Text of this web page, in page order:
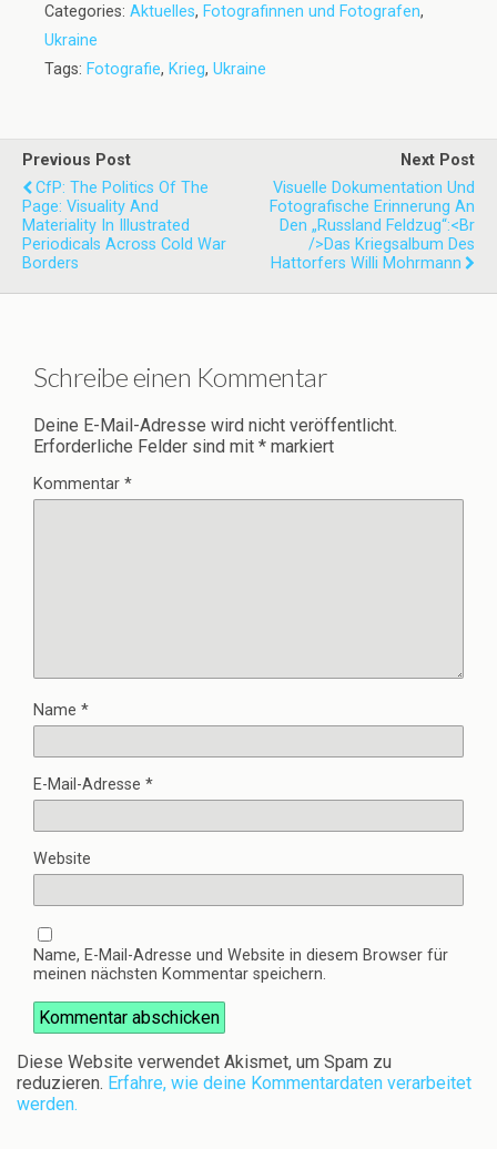
Categories: Aktuelles, Fotografinnen und Fotografen,
Ukraine
Tags: Fotografie, Krieg, Ukraine
Previous Post
CfP: The Politics Of The
Page: Visuality And
Materiality In Illustrated
Periodicals Across Cold War
Borders
Next Post
Visuelle Dokumentation Und
Fotografische Erinnerung An
Den „Russland Feldzug“:<br
/>Das Kriegsalbum Des
Hattorfers Willi Mohrmann
Schreibe einen Kommentar
Deine E-Mail-Adresse wird nicht veröffentlicht.
Erforderliche Felder sind mit * markiert
Kommentar *
Name *
E-Mail-Adresse *
Website
Name, E-Mail-Adresse und Website in diesem Browser für
meinen nächsten Kommentar speichern.
Diese Website verwendet Akismet, um Spam zu
reduzieren. Erfahre, wie deine Kommentardaten verarbeitet
werden.